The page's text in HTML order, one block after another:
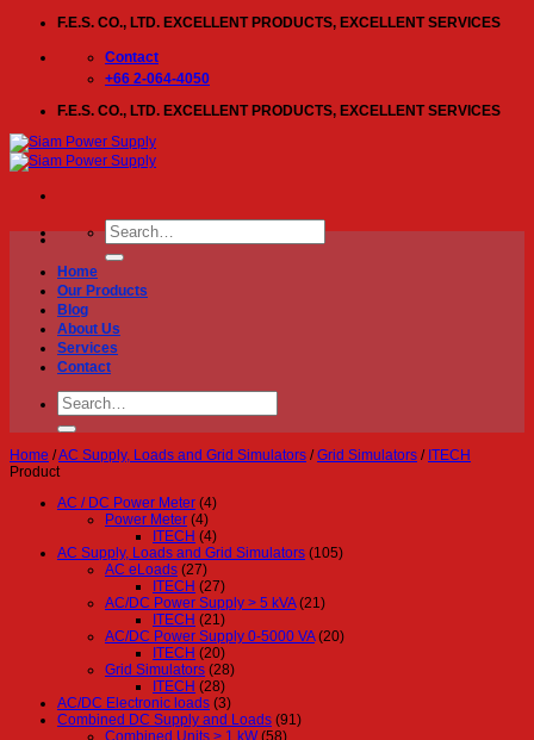
content
F.E.S. CO., LTD. EXCELLENT PRODUCTS, EXCELLENT SERVICES
Contact
+66 2-064-4050
F.E.S. CO., LTD. EXCELLENT PRODUCTS, EXCELLENT SERVICES
Search
for:
Home
Our Products
Blog
About Us
Services
Contact
Search
for:
Home /AC Supply, Loads and Grid Simulators / Grid Simulators / ITECH
Product
AC / DC Power Meter (4)
Power Meter (4)
ITECH (4)
AC Supply, Loads and Grid Simulators (105)
AC eLoads (27)
ITECH (27)
AC/DC Power Supply > 5 kVA (21)
ITECH (21)
AC/DC Power Supply 0-5000 VA (20)
ITECH (20)
Grid Simulators (28)
ITECH (28)
AC/DC Electronic loads (3)
Combined DC Supply and Loads (91)
Combined Units > 1 kW (58)